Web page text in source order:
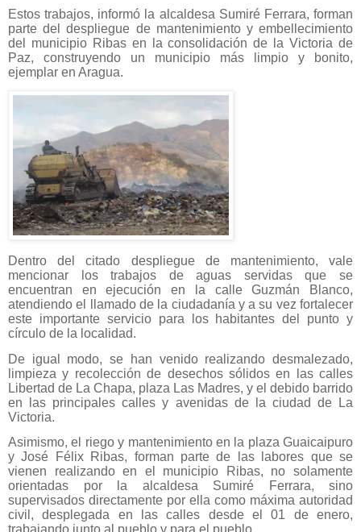
Estos trabajos, informó la alcaldesa Sumiré Ferrara, forman
parte del despliegue de mantenimiento y embellecimiento
del municipio Ribas en la consolidación de la Victoria de
Paz, construyendo un municipio más limpio y bonito,
ejemplar en Aragua.
Dentro del citado despliegue de mantenimiento, vale
mencionar los trabajos de aguas servidas que se
encuentran en ejecución en la calle Guzmán Blanco,
atendiendo el llamado de la ciudadanía y a su vez fortalecer
este importante servicio para los habitantes del punto y
círculo de la localidad.
De igual modo, se han venido realizando desmalezado,
limpieza y recolección de desechos sólidos en las calles
Libertad de La Chapa, plaza Las Madres, y el debido barrido
en las principales calles y avenidas de la ciudad de La
Victoria.
Asimismo, el riego y mantenimiento en la plaza Guaicaipuro
y José Félix Ribas, forman parte de las labores que se
vienen realizando en el municipio Ribas, no solamente
orientadas por la alcaldesa Sumiré Ferrara, sino
supervisados directamente por ella como máxima autoridad
civil, desplegada en las calles desde el 01 de enero,
trabajando junto al pueblo y para el pueblo.